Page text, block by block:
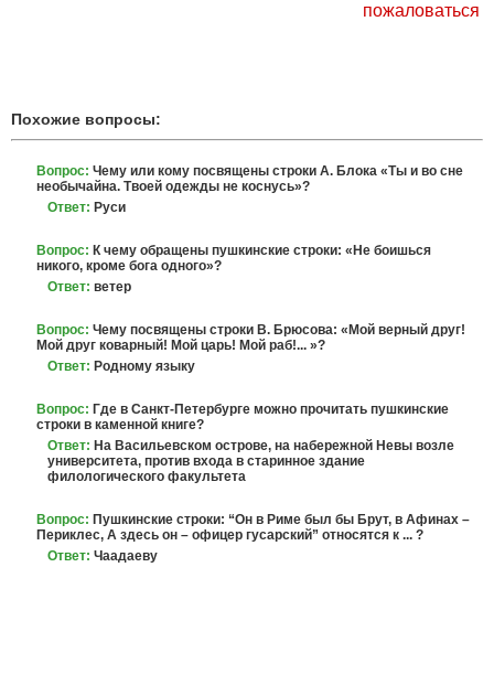
пожаловаться
Похожие вопросы:
Вопрос: Чему или кому посвящены строки А. Блока «Ты и во сне
необычайна. Твоей одежды не коснусь»?
Ответ: Руси
Вопрос: К чему обращены пушкинские строки: «Не боишься
никого, кроме бога одного»?
Ответ: ветер
Вопрос: Чему посвящены строки В. Брюсова: «Мой верный друг!
Мой друг коварный! Мой царь! Мой раб!... »?
Ответ: Родному языку
Вопрос: Где в Санкт-Петербурге можно прочитать пушкинские
строки в каменной книге?
Ответ: На Васильевском острове, на набережной Невы возле
университета, против входа в старинное здание
филологического факультета
Вопрос: Пушкинские строки: “Он в Риме был бы Брут, в Афинах –
Периклес, А здесь он – офицер гусарский” относятся к ... ?
Ответ: Чаадаеву